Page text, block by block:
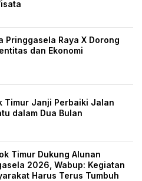
Pringgasela Raya X Dorong
dan Ekonomi
Timur Janji Perbaiki Jalan
dalam Dua Bulan
Timur Dukung Alunan
2026, Wabup: Kegiatan
Harus Terus Tumbuh